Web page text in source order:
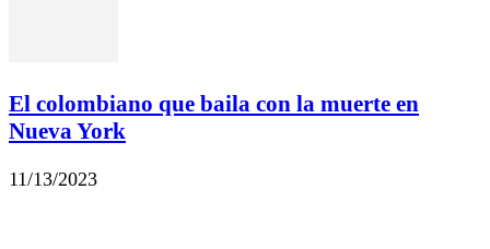
El colombiano que baila con la muerte en
Nueva York
11/13/2023